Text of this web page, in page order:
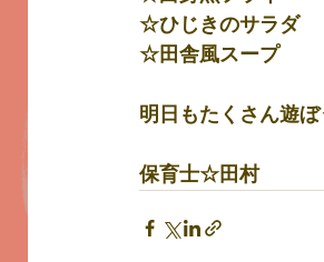
☆ひじきのサラダ
☆田舎風スープ
明日もたくさん遊
保育士☆田村